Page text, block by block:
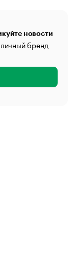
новости
бренд